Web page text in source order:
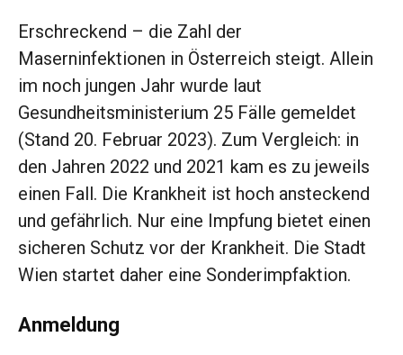
Erschreckend – die Zahl der
Maserninfektionen in Österreich steigt. Allein
im noch jungen Jahr wurde laut
Gesundheitsministerium 25 Fälle gemeldet
(Stand 20. Februar 2023). Zum Vergleich: in
den Jahren 2022 und 2021 kam es zu jeweils
einen Fall. Die Krankheit ist hoch ansteckend
und gefährlich. Nur eine Impfung bietet einen
sicheren Schutz vor der Krankheit. Die Stadt
Wien startet daher eine Sonderimpfaktion.
Anmeldung